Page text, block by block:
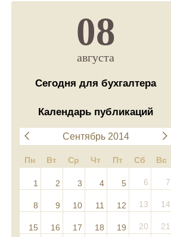
08
августа
Сегодня для бухгалтера
Календарь публикаций
Сентябрь 2014
Пн Вт Ср Чт Пт Сб Вс
1 2 3 4 5 6 7
8 9 10 11 12 13 14
15 16 17 18 19 20 21